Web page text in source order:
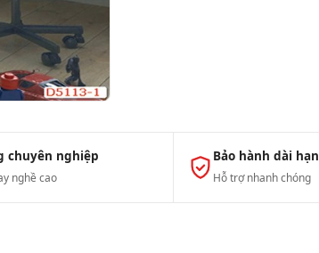
chuyên nghiệp
nghề cao
Bảo hành dài hạn
Hỗ trợ nhanh chóng